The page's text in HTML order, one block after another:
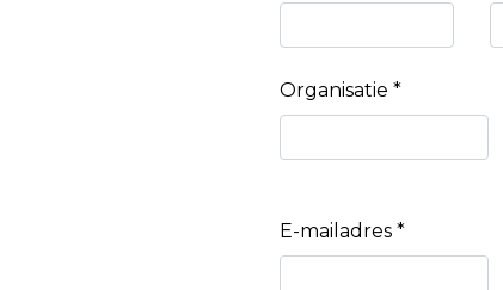
Organisatie *
E-mailadres *